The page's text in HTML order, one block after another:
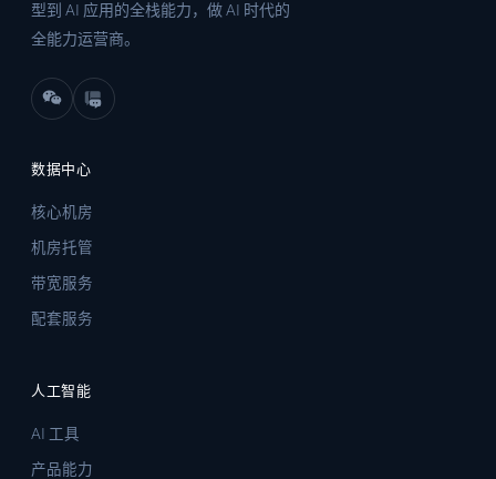
型到 AI 应用的全栈能力，做 AI 时代的
全能力运营商。
数据中心
核心机房
机房托管
带宽服务
配套服务
人工智能
AI 工具
产品能力